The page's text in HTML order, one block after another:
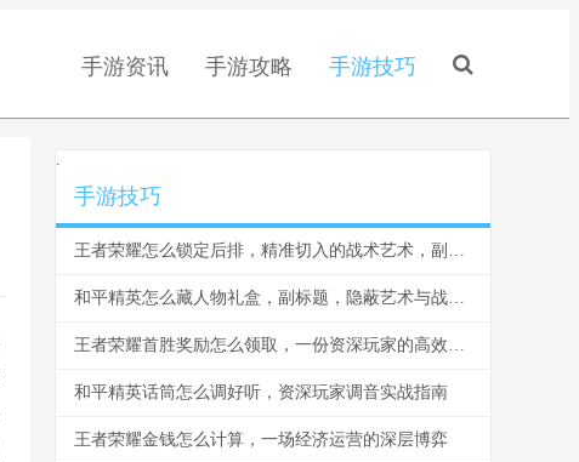
手游资讯 手游攻略 手游技巧
.
手游技巧
王者荣耀怎么锁定后排，精准切入的战术艺术，副标题，脆皮噩梦与团战胜负手
和平精英怎么藏人物礼盒，副标题，隐蔽艺术与战术博弈
王者荣耀首胜奖励怎么领取，一份资深玩家的高效指南，副标题，揭秘每日第一胜的隐藏技巧与深远意义
和平精英话筒怎么调好听，资深玩家调音实战指南
王者荣耀金钱怎么计算，一场经济运营的深层博弈